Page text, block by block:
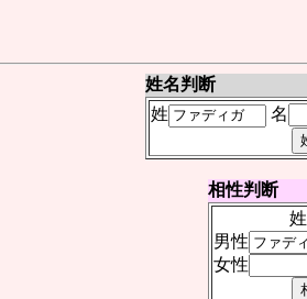
姓名判断
姓
名
相性判断
姓
男性
女性